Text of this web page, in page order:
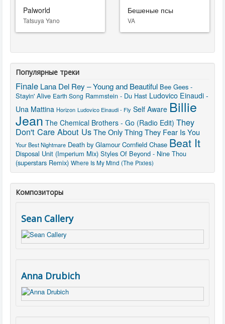
Palworld
Tatsuya Yano
Бешеные псы
VA
Популярные треки
Finale Lana Del Rey – Young and Beautiful Bee Gees -
Stayin' Alive Earth Song Rammstein - Du Hast Ludovico Einaudi -
Una Mattina Horizon Ludovico Einaudi - Fly Self Aware Billie
Jean The Chemical Brothers - Go (Radio Edit) They
Don't Care About UsThe Only Thing They Fear Is You
Your Best Nightmare Death by Glamour Cornfield Chase Beat It
Disposal Unit (Imperium Mix) Styles Of Beyond - Nine Thou
(superstars Remix) Where Is My Mind (The Pixies)
Композиторы
Sean Callery
Anna Drubich